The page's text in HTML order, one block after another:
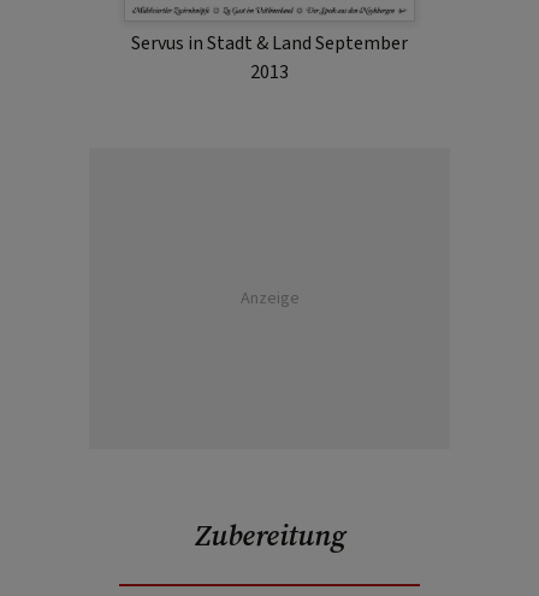
Servus in Stadt & Land September
2013
Anzeige
Zubereitung